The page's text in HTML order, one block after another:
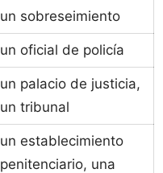
un sobreseimiento
un oficial de policía
un palacio de justicia,
un tribunal
un establecimiento
penitenciario, una